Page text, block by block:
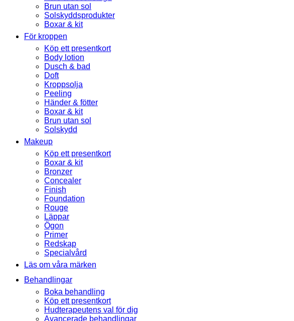
Brun utan sol
Solskyddsprodukter
Boxar & kit
För kroppen
Köp ett presentkort
Body lotion
Dusch & bad
Doft
Kroppsolja
Peeling
Händer & fötter
Boxar & kit
Brun utan sol
Solskydd
Makeup
Köp ett presentkort
Boxar & kit
Bronzer
Concealer
Finish
Foundation
Rouge
Läppar
Ögon
Primer
Redskap
Specialvård
Läs om våra märken
Behandlingar
Boka behandling
Köp ett presentkort
Hudterapeutens val för dig
Avancerade behandlingar